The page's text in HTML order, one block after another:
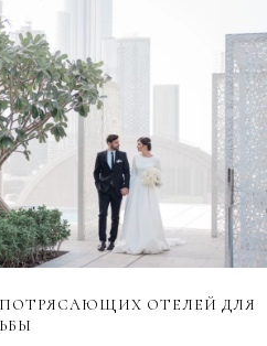
ПОТРЯСАЮЩИХ ОТЕЛЕЙ ДЛЯ